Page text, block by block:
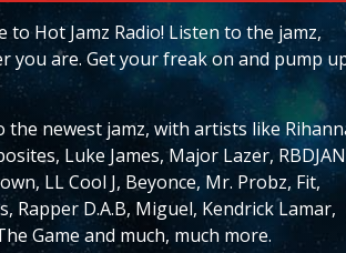
to Hot Jamz Radio! Listen to the jamz,
you are. Get your freak on and pump
the newest jamz, with artists like
Luke James, Major Lazer,
LL Cool J, Beyonce, Mr. Probz, Fit,
Rapper D.A.B, Miguel, Kendrick Lamar,
Game and much, much more.